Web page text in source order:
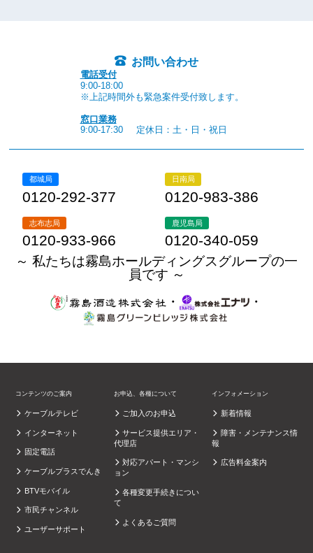
お問い合わせ
電話受付
9:00-18:00
※上記時間外も緊急案件受付致します。
窓口業務
9:00-17:30
定休日：土・日・祝日
都城局
0120-292-377
日南局
0120-983-386
志布志局
0120-933-966
鹿児島局
0120-340-059
～ 私たちは霧島ホールディングスグループの一
員です ～
・
・
コンテンツのご案内
ケーブルテレビ
インターネット
固定電話
ケーブルプラスでんき
BTVモバイル
市民チャンネル
ユーザーサポート
お申込、各種について
ご加入のお申込
サービス提供エリア・
代理店
対応アパート・マンシ
ョン
各種変更手続きについ
て
よくあるご質問
インフォメーション
新着情報
障害・メンテナンス情
報
広告料金案内